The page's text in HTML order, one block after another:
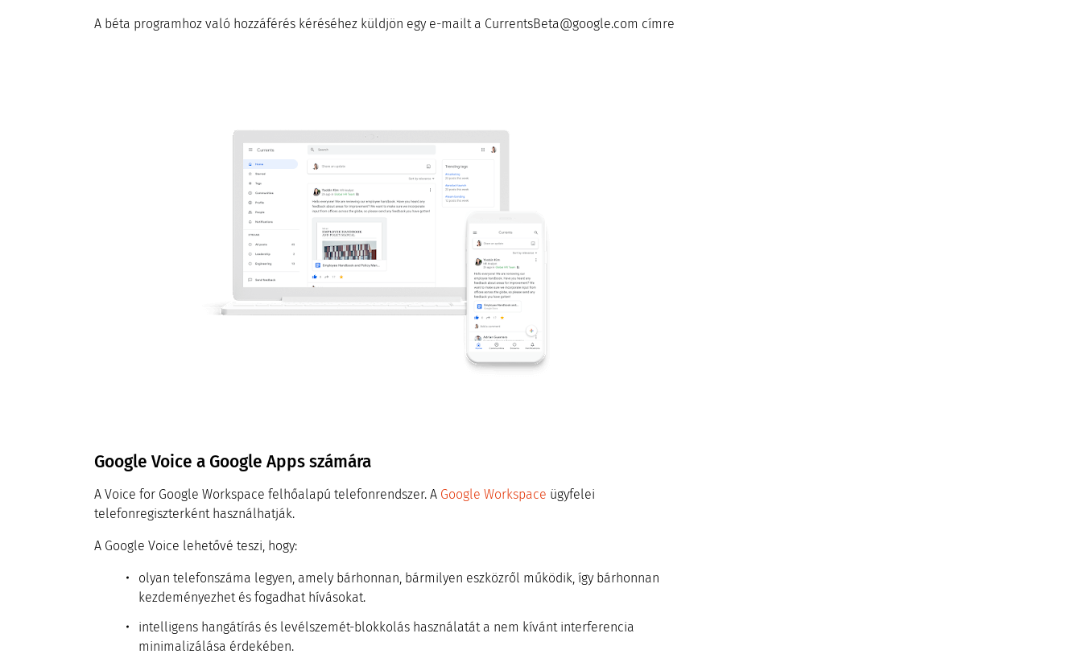
A béta programhoz való hozzáférés kéréséhez küldjön egy e-mailt a CurrentsBeta@google.com címre
Google Voice a Google Apps számára
A Voice for Google Workspace felhőalapú telefonrendszer. A Google Workspace ügyfelei
telefonregiszterként használhatják.
A Google Voice lehetővé teszi, hogy:
olyan telefonszáma legyen, amely bárhonnan, bármilyen eszközről működik, így bárhonnan
kezdeményezhet és fogadhat hívásokat.
intelligens hangátírás és levélszemét-blokkolás használatát a nem kívánt interferencia
minimalizálása érdekében.